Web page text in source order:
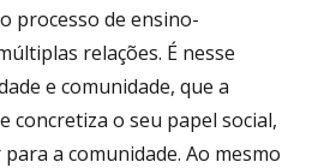
processo de ensino-
relações. É nesse
e comunidade, que a
concretiza o seu papel social,
a comunidade. Ao mesmo